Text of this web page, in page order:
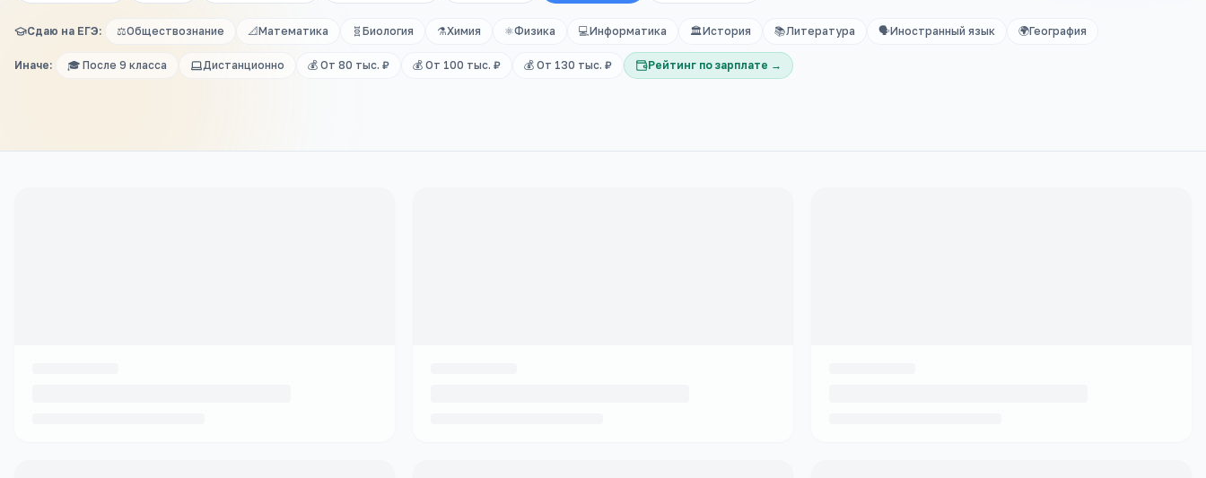
Сдаю на ЕГЭ: ⚖️Обществознание 📐Математика 🧬 Биология ⚗️Химия ⚛️Физика 💻Информатика 🏛️История 📚Литература 🗣️Иностранный язык 🌍География
Иначе: 🎓 После 9 класса Дистанционно 💰 От 80 тыс. ₽ 💰 От 100 тыс. ₽ 💰 От 130 тыс. ₽ Рейтинг по зарплате →